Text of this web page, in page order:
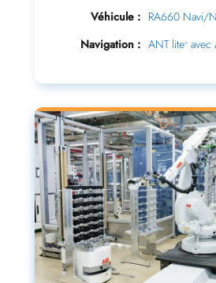
Véhicule : RA660 Navi/
Navigation : ANT lite+ avec